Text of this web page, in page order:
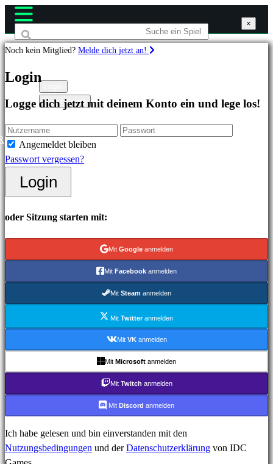
Spiele
Highlights
Neuveröffentlichungen
Free
Play
Kategorien
Strategiespiele
Abenteuerspiele
RPG-
Shooterspiele
Gelegenheitsspiele
Indie
Rätselspiele
Kampfspiele
Registrieren
×
Noch kein Mitglied? Melde dich jetzt an!
Login
Logge dich jetzt mit deinem Konto ein und lege los!
Angemeldet bleiben
Passwort vergessen?
Login
oder Sitzung starten mit:
Mit Google anmelden
Mit Facebook anmelden
Mit Steam anmelden
MitTwitteranmelden
Mit VKanmelden
Mit Microsoft anmelden
Mit Twitch anmelden
Mit Discord anmelden
Ich habe gelesen und bin einverstanden mit den
Nutzungsbedingungen und derDatenschutzerklärung von IDC
×
×